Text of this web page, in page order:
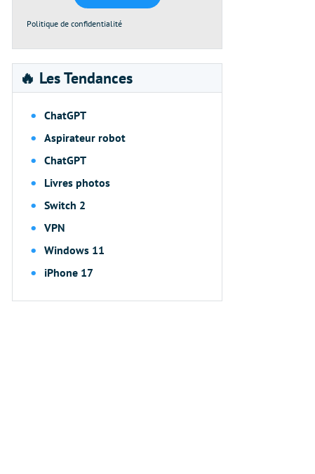
Politique de confidentialité
🔥 Les Tendances
ChatGPT
Aspirateur robot
ChatGPT
Livres photos
Switch 2
VPN
Windows 11
iPhone 17